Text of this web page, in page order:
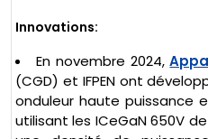
Innovations:
En novembre 2024,
(CGD) et IFPEN ont
onduleur haute puissance
utilisant les ICeGaN 650V